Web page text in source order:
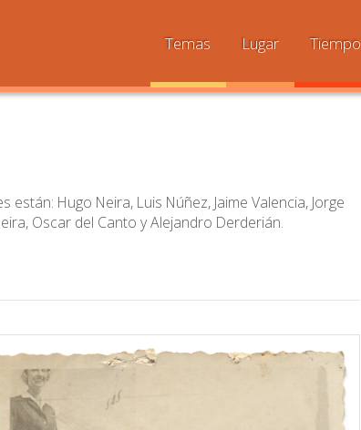
Temas Lugar Tiempo
Hugo Neira, Luis Núñez, Jaime Valencia, Jorge
Oscar del Canto y Alejandro Derderián.